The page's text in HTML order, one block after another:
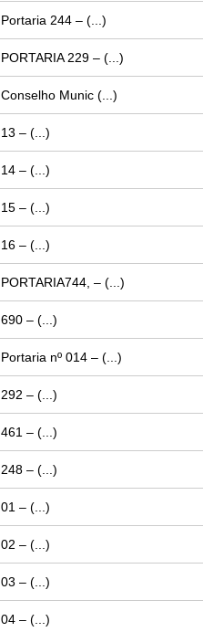
Portaria 244 – (...)
PORTARIA 229 – (...)
Conselho Munic (...)
13 – (...)
14 – (...)
15 – (...)
16 – (...)
PORTARIA744, – (...)
690 – (...)
Portaria nº 014 – (...)
292 – (...)
461 – (...)
248 – (...)
01 – (...)
02 – (...)
03 – (...)
04 – (...)